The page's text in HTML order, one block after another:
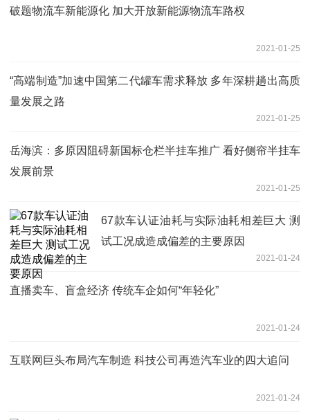
破题物流车新能源化 加大开放新能源物流车路权
2021-01-25
“高端制造”加速中国第二代罐车需求释放 多年深耕趟出高质
量发展之路
2021-01-25
岳海滨：多原因阻碍新国标仓栏半挂车推广 看好侧帘半挂车
发展前景
2021-01-25
67款车认证油耗与实际油耗相差巨大 测
试工况成造成偏差的主要原因
2021-01-24
直播卖车、盲盒经济 传统车企如何“年轻化”
2021-01-24
​互联网巨头布局汽车制造 科技公司再造汽车业的四大追问
2021-01-24